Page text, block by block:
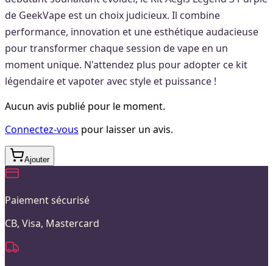
de GeekVape est un choix judicieux. Il combine
performance, innovation et une esthétique audacieuse
pour transformer chaque session de vape en un
moment unique. N'attendez plus pour adopter ce kit
légendaire et vapoter avec style et puissance !
Aucun avis publié pour le moment.
Connectez-vous pour laisser un avis.
Ajouter
Paiement sécurisé
CB, Visa, Mastercard